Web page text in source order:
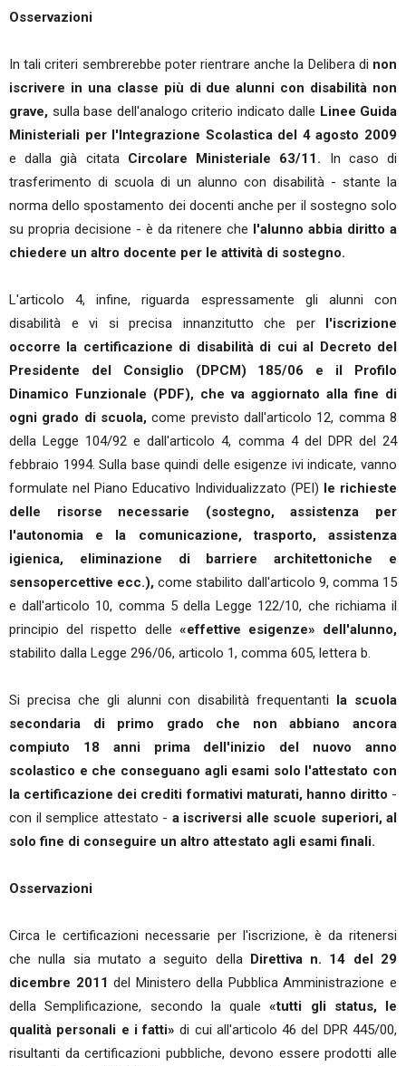
Osservazioni
In tali criteri sembrerebbe poter rientrare anche la Delibera di non
iscrivere in una classe più di due alunni con disabilità non
grave, sulla base dell'analogo criterio indicato dalle Linee Guida
Ministeriali per l'Integrazione Scolastica del 4 agosto 2009
e dalla già citata Circolare Ministeriale 63/11. In caso di
trasferimento di scuola di un alunno con disabilità - stante la
norma dello spostamento dei docenti anche per il sostegno solo
su propria decisione - è da ritenere che l'alunno abbia diritto a
chiedere un altro docente per le attività di sostegno.
L'articolo 4, infine, riguarda espressamente gli alunni con
disabilità e vi si precisa innanzitutto che per l'iscrizione
occorre la certificazione di disabilità di cui al Decreto del
Presidente del Consiglio (DPCM) 185/06 e il Profilo
Dinamico Funzionale (PDF), che va aggiornato alla fine di
ogni grado di scuola, come previsto dall'articolo 12, comma 8
della Legge 104/92 e dall'articolo 4, comma 4 del DPR del 24
febbraio 1994. Sulla base quindi delle esigenze ivi indicate, vanno
formulate nel Piano Educativo Individualizzato (PEI) le richieste
delle risorse necessarie (sostegno, assistenza per
l'autonomia e la comunicazione, trasporto, assistenza
igienica, eliminazione di barriere architettoniche e
sensopercettive ecc.), come stabilito dall'articolo 9, comma 15
e dall'articolo 10, comma 5 della Legge 122/10, che richiama il
principio del rispetto delle «effettive esigenze» dell'alunno,
stabilito dalla Legge 296/06, articolo 1, comma 605, lettera b.
Si precisa che gli alunni con disabilità frequentanti la scuola
secondaria di primo grado che non abbiano ancora
compiuto 18 anni prima dell'inizio del nuovo anno
scolastico e che conseguano agli esami solo l'attestato con
la certificazione dei crediti formativi maturati, hanno diritto -
con il semplice attestato - a iscriversi alle scuole superiori, al
solo fine di conseguire un altro attestato agli esami finali.
Osservazioni
Circa le certificazioni necessarie per l'iscrizione, è da ritenersi
che nulla sia mutato a seguito della Direttiva n. 14 del 29
dicembre 2011 del Ministero della Pubblica Amministrazione e
della Semplificazione, secondo la quale«tutti gli status, le
qualità personali e i fatti»di cui all'articolo 46 del DPR 445/00,
risultanti da certificazioni pubbliche, devono essere prodotti alle